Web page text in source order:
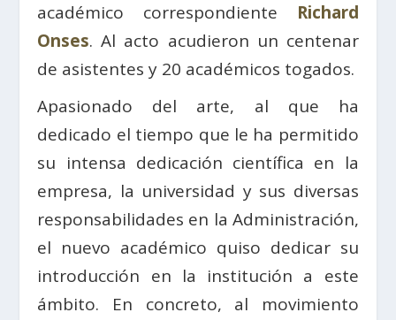
académico correspondiente Richard
Onses. Al acto acudieron un centenar
de asistentes y 20 académicos togados.
Apasionado del arte, al que ha
dedicado el tiempo que le ha permitido
su intensa dedicación científica en la
empresa, la universidad y sus diversas
responsabilidades en la Administración,
el nuevo académico quiso dedicar su
introducción en la institución a este
ámbito. En concreto, al movimiento